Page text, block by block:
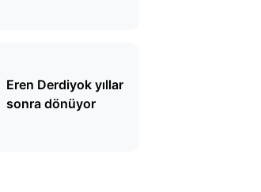
Eren Derdiyok yıllar
sonra dönüyor